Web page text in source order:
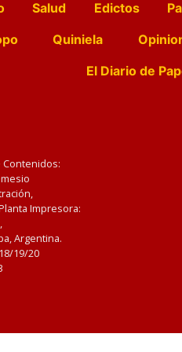
Salud Edictos
Quiniela
El Diario de
Impresora:
Argentina.
19/20